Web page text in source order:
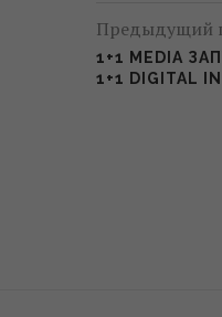
Предыдущий
1+1 MEDIA
1+1 DIGITAL